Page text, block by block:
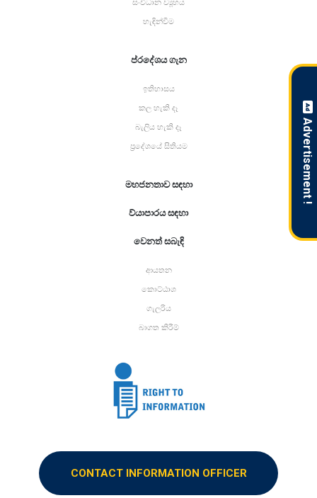
Advertisement !
සංවිධාන ව්‍යූහය
හැඳින්වීම
ප්රදේශය ගැන
ඉතිහාසය
කල හැකි දෑ
බැලිය හැකි දෑ
ප්‍රදේශයේ සිතියම
මහජනතාව සඳහා
ව්යාපාරය සඳහා
වෙනත් සබැඳි
ආයතන
කොට්ඨාශ
ගැලරිය
බාගත කිරීම්
CONTACT INFORMATION OFFICER